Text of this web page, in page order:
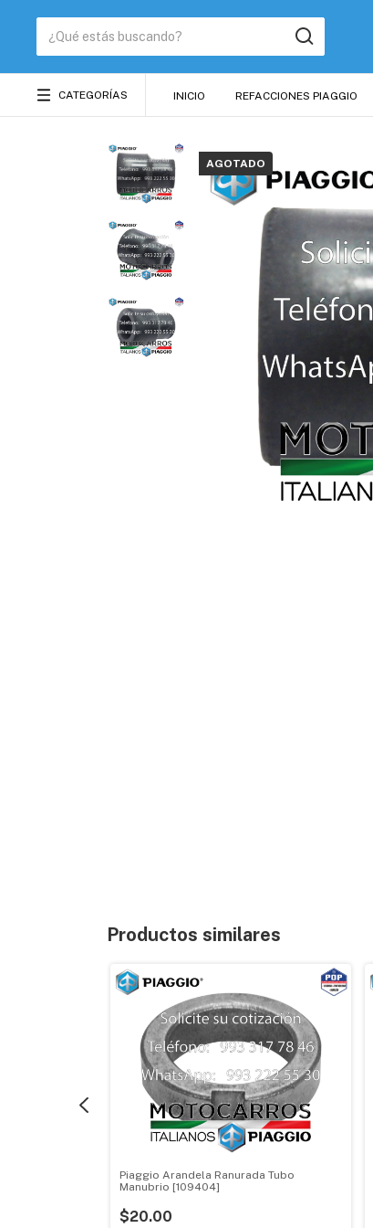
CATEGORÍAS INICIO REFACCIONES PIAGGIO
AGOTADO
Productos similares
Piaggio Arandela Ranurada Tubo
Manubrio [109404]
$20.00